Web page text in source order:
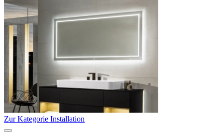
Zur Kategorie Installation